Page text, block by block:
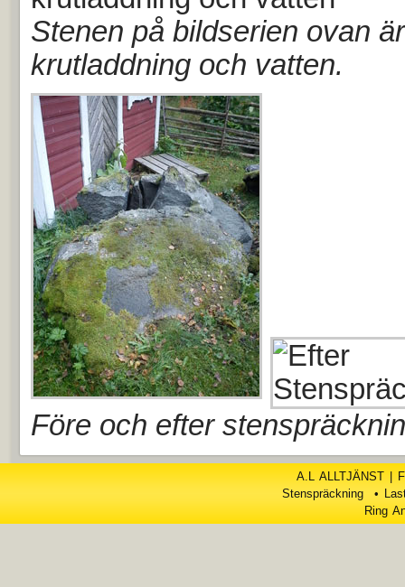
Stenen på bildserien ovan
krutladdning och vatten.
Före och efter
A.L ALLTJÄNST |
Stenspräckning •
Ring